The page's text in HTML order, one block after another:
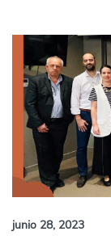
junio 28, 2023